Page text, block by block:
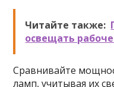
Читайте также:
освещать
Сравнивайте
ламп, учитывая их